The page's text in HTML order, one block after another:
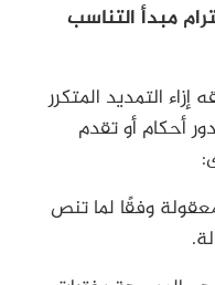
مبدأ التناسب
التمديد المتكرر
أحكام أو تقدم
وفقًا لما تنص